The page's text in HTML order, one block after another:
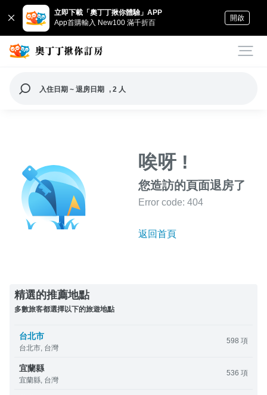
立即下載「奧丁丁揪你體驗」APP
App首購輸入 New100 滿千折百
開啟
入住日期 ~ 退房日期 , 2 人
唉呀 !
您造訪的頁面退房了
Error code: 404
返回首頁
精選的推薦地點
多數旅客都選擇以下的旅遊地點
台北市
台北市, 台灣
598 項
宜蘭縣
宜蘭縣, 台灣
536 項